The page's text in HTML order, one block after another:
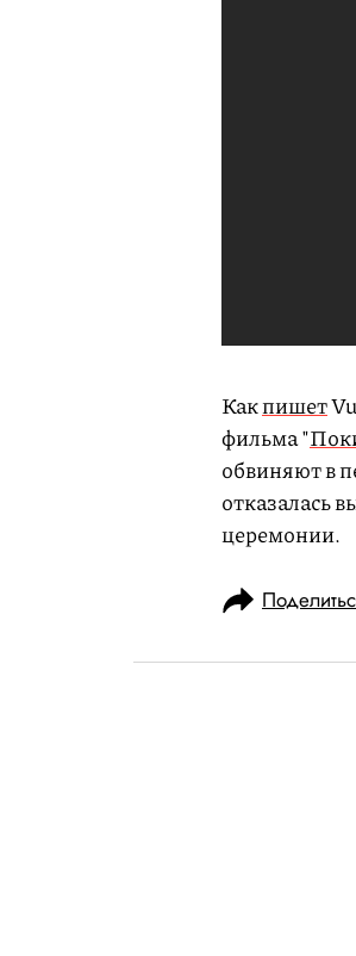
Какпишет
фильма "
обвиняют в
отказалась
церемонии.